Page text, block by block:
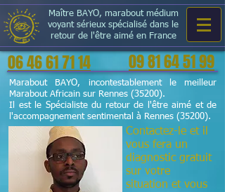
Maître BAYO, marabout médium
voyant sérieux spécialisé dans le
retour de l'être aimé en France
06 46 61 71 14 09 81 64 51 99
Marabout BAYO, incontestablement le meilleur
Marabout Africain sur Rennes (35200).
Il est le Spécialiste du retour de l'être aimé et de
l'accompagnement sentimental à Rennes (35200).
Contactez-le et il
vous fera un
diagnostic gratuit
sur votre
situation et vous